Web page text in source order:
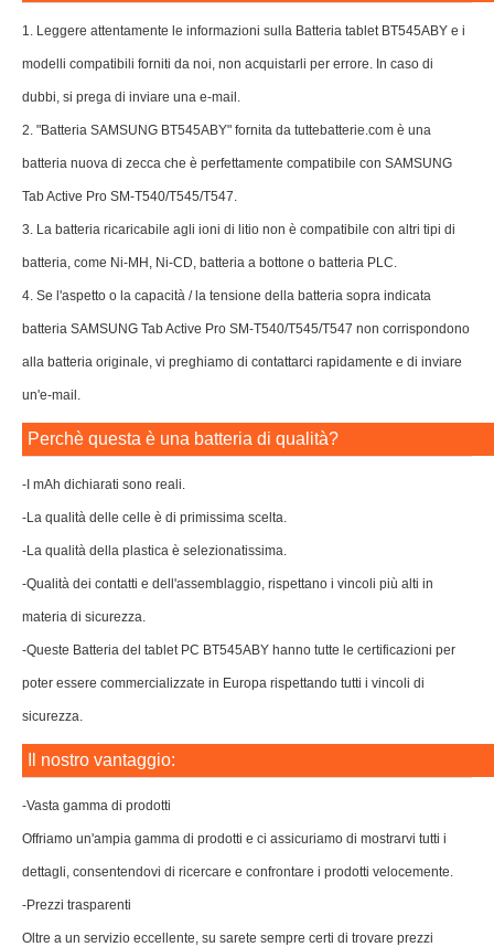
1. Leggere attentamente le informazioni sulla Batteria tablet BT545ABY e i
modelli compatibili forniti da noi, non acquistarli per errore. In caso di
dubbi, si prega di inviare una e-mail.
2. "Batteria SAMSUNG BT545ABY" fornita da tuttebatterie.com è una
batteria nuova di zecca che è perfettamente compatibile con SAMSUNG
Tab Active Pro SM-T540/T545/T547.
3. La batteria ricaricabile agli ioni di litio non è compatibile con altri tipi di
batteria, come Ni-MH, Ni-CD, batteria a bottone o batteria PLC.
4. Se l'aspetto o la capacità / la tensione della batteria sopra indicata
batteria SAMSUNG Tab Active Pro SM-T540/T545/T547 non corrispondono
alla batteria originale, vi preghiamo di contattarci rapidamente e di inviare
un'e-mail.
Perchè questa è una batteria di qualità?
-I mAh dichiarati sono reali.
-La qualità delle celle è di primissima scelta.
-La qualità della plastica è selezionatissima.
-Qualità dei contatti e dell'assemblaggio, rispettano i vincoli più alti in
materia di sicurezza.
-Queste Batteria del tablet PC BT545ABY hanno tutte le certificazioni per
poter essere commercializzate in Europa rispettando tutti i vincoli di
sicurezza.
Il nostro vantaggio:
-Vasta gamma di prodotti
Offriamo un'ampia gamma di prodotti e ci assicuriamo di mostrarvi tutti i
dettagli, consentendovi di ricercare e confrontare i prodotti velocemente.
-Prezzi trasparenti
Oltre a un servizio eccellente, su sarete sempre certi di trovare prezzi